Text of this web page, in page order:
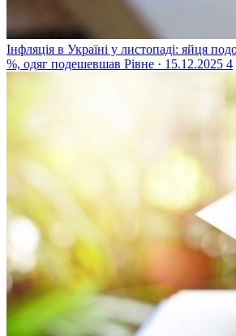
Інфляція в Україні у листопаді: яйця
%, одяг подешевшав Рівне · 15.12.2025 4